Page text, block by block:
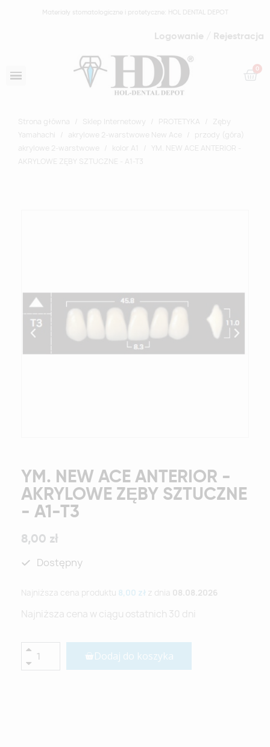
Materiały stomatologiczne i protetyczne: HOL DENTAL DEPOT
Logowanie / Rejestracja
Strona główna Sklep Internetowy PROTETYKA
Zęby
Yamahachi
akrylowe 2-warstwowe New Ace
przody (góra)
akrylowe 2-warstwowe
kolor A1
YM. NEW ACE ANTERIOR -
AKRYLOWE ZĘBY SZTUCZNE - A1-T3
YM. NEW ACE ANTERIOR -
AKRYLOWE ZĘBY SZTUCZNE
- A1-T3
8,00 zł
Dostępny
Najniższa cena produktu 8,00 zł z dnia 08.08.2026
Najniższa cena w ciągu ostatnich 30 dni
Dodaj do koszyka